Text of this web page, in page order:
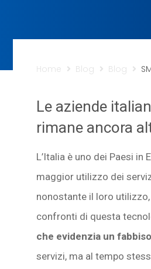
Home Blog Blog
Le aziende
rimane ancora
L’Italia è uno dei Paesi in
maggior utilizzo dei
nonostante il loro
confronti di questa
che evidenzia un
servizi, ma al tempo